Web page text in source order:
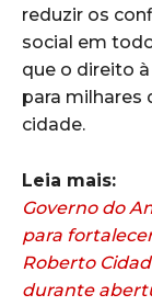
reduzir os
social em
que o direito
para milhares
cidade.
Leia mais:
Governo do
para
Roberto
durante